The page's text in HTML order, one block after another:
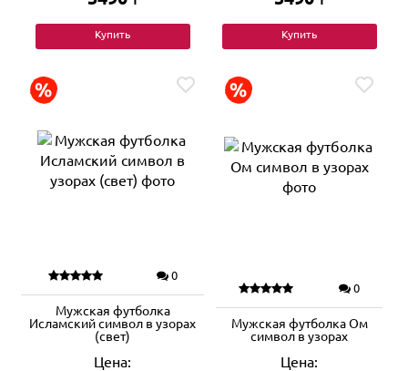
Купить Купить
0
Мужская футболка
Исламский символ в узорах
(свет)
Цена:
0
Мужская футболка Ом
символ в узорах
Цена: